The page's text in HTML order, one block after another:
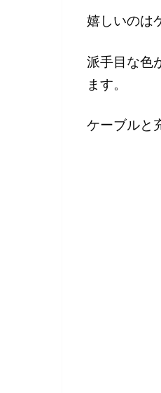
嬉しいのは
派手目な色
ます。
ケーブルと